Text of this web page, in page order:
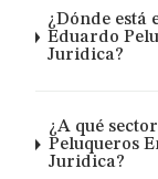
¿Dónde está
Eduardo
Juridica?
¿A qué
Peluqueros
Juridica?